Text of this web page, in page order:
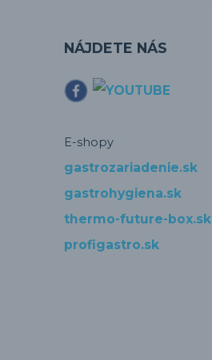
NÁJDETE NÁS
E-shopy
gastrozariadenie.sk
gastrohygiena.sk
thermo-future-box.sk
profigastro.sk